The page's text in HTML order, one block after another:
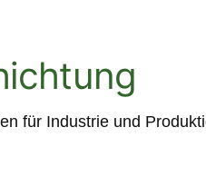
für Industrie und